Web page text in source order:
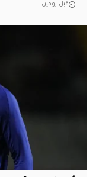
قبل يومين